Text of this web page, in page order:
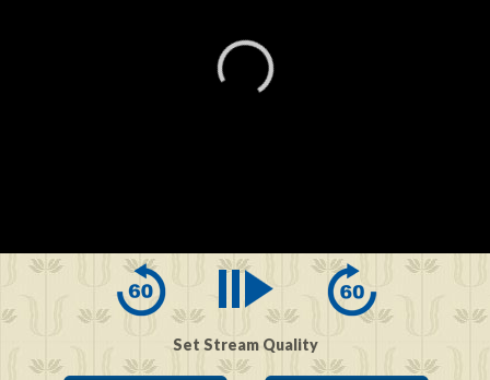
seconds
0
Set Stream Quality